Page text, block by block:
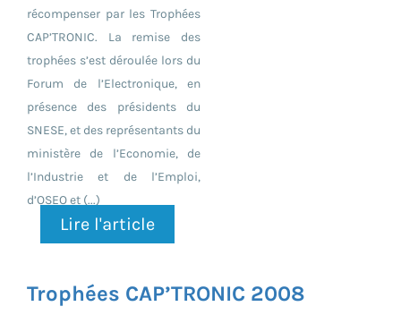
récompenser par les Trophées
CAP’TRONIC. La remise des
trophées s’est déroulée lors du
Forum de l’Electronique, en
présence des présidents du
SNESE, et des représentants du
ministère de l’Economie, de
l’Industrie et de l’Emploi,
d’OSEO et (...)
Lire l'article
Trophées CAP’TRONIC 2008